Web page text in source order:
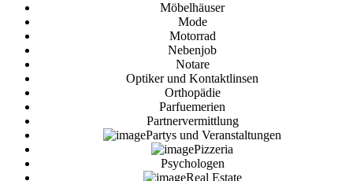
Möbelhäuser
Mode
Motorrad
Nebenjob
Notare
Optiker und Kontaktlinsen
Orthopädie
Parfuemerien
Partnervermittlung
Partys und Veranstaltungen
Pizzeria
Psychologen
Real Estate